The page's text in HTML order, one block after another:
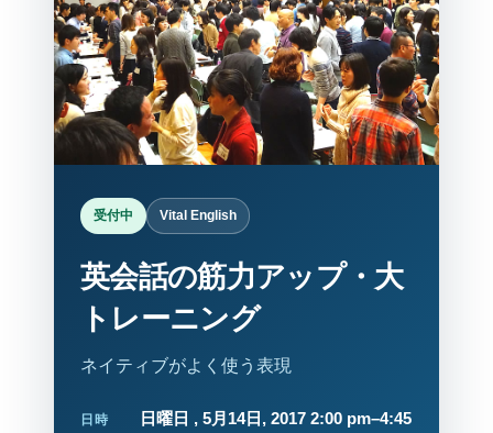
受付中 Vital English
英会話の筋力アップ・大
トレーニング
ネイティブがよく使う表現
日時
日曜日 , 5月14日, 2017 2:00 pm–4:45